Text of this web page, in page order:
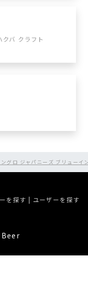
バ クラフト
ロ ジャパニーズ ブリューイ
を探す | ユーザーを探す